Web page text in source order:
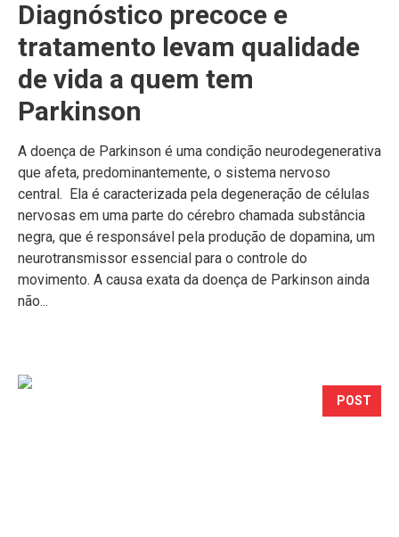
Diagnóstico precoce e
tratamento levam qualidade
de vida a quem tem
Parkinson
A doença de Parkinson é uma condição neurodegenerativa
que afeta, predominantemente, o sistema nervoso
central. Ela é caracterizada pela degeneração de células
nervosas em uma parte do cérebro chamada substância
negra, que é responsável pela produção de dopamina, um
neurotransmissor essencial para o controle do
movimento. A causa exata da doença de Parkinson ainda
não...
POST